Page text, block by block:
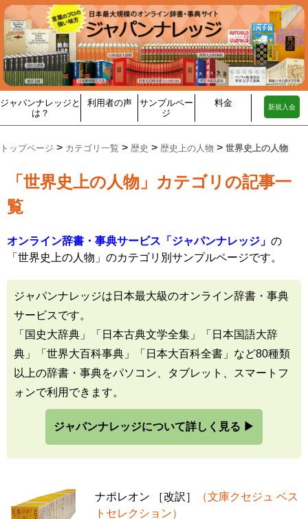
ジャパンナレッジと
は？
利用者の声
サンプルペー
ジ
料金 新規入会
トップページ > カテゴリ一覧 > 歴史 > 歴史上の人物 > 世界史上の人物
「世界史上の人物」カテゴリの記事一
覧
オンライン辞書・事典サービス「ジャパンナレッジ」 の
「世界史上の人物」のカテゴリ別サンプルページです。
ジャパンナレッジは日本最大級のオンライン辞書・事典
サービスです。
「国史大辞典」「日本古典文学全集」「日本国語大辞
典」「世界大百科事典」「日本大百科全書」など80種類
以上の辞書・事典をパソコン、タブレット、スマートフ
ォンで利用できます。
ジャパンナレッジについて詳しく見る ▶
ナポレオン ［改訳］
（文庫クセジュ ベス
トセレクション）